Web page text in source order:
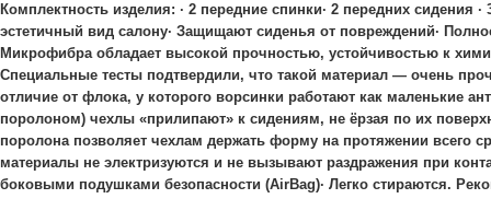
Комплектность изделия: · 2 передние спинки· 2 передних
эстетичный вид салону· Защищают сиденья от повреждений·
Микрофибра обладает высокой прочностью, устойчивостью к
Специальные тесты подтвердили, что такой материал — очень
отличие от флока, у которого ворсинки работают как маленькие
поролоном) чехлы «прилипают» к сидениям, не ёрзая по их
поролона позволяет чехлам держать форму на протяжении всего
материалы не электризуются и не вызывают раздражения при
боковыми подушками безопасности (AirBag)· Легко стираются.